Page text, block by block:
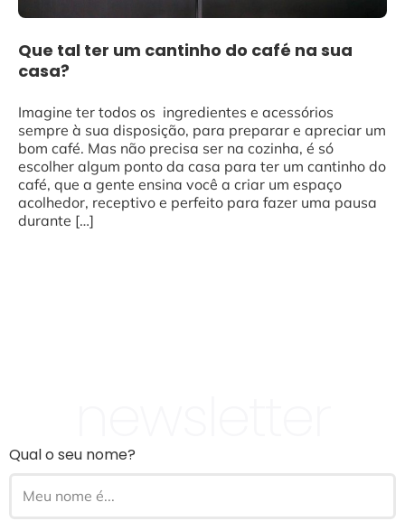
Que tal ter um cantinho do café na sua
casa?
Imagine ter todos os ingredientes e acessórios
sempre à sua disposição, para preparar e apreciar um
bom café. Mas não precisa ser na cozinha, é só
escolher algum ponto da casa para ter um cantinho do
café, que a gente ensina você a criar um espaço
acolhedor, receptivo e perfeito para fazer uma pausa
durante […]
Qual o seu nome?